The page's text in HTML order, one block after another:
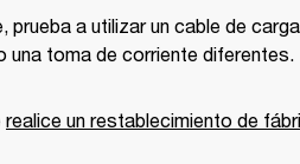
prueba a utilizar un cable de carga
una toma de corriente diferentes.
realice un restablecimiento de